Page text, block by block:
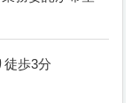
徒歩3分